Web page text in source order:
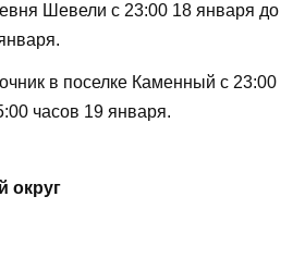
Шевели с 23:00 18 января до
в поселке Каменный с 23:00
часов 19 января.
округ